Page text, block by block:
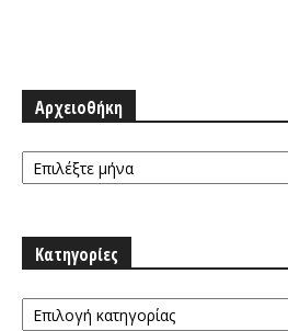
Αρχειοθήκη
Αρχειοθήκη
Κατηγορίες
Κατηγορίες